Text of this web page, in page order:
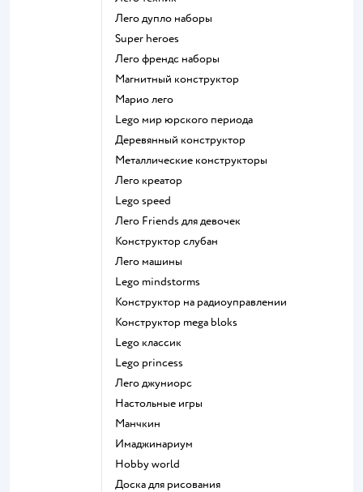
Лего дупло наборы
Super heroes
Лего френдс наборы
Магнитный конструктор
Марио лего
Lego мир юрского периода
Деревянный конструктор
Металлические конструкторы
Лего креатор
Lego speed
Лего Friends для девочек
Конструктор слубан
Лего машины
Lego mindstorms
Конструктор на радиоуправлении
Конструктор mega bloks
Lego классик
Lego princess
Лего джуниорс
Настольные игры
Манчкин
Имаджинариум
Hobby world
Доска для рисования